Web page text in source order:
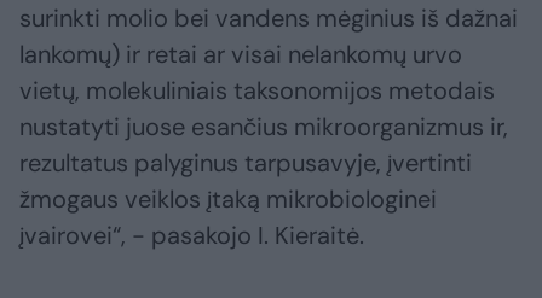
surinkti molio bei vandens mėginius iš dažnai
lankomų) ir retai ar visai nelankomų urvo
vietų, molekuliniais taksonomijos metodais
nustatyti juose esančius mikroorganizmus ir,
rezultatus palyginus tarpusavyje, įvertinti
žmogaus veiklos įtaką mikrobiologinei
įvairovei“, - pasakojo I. Kieraitė.